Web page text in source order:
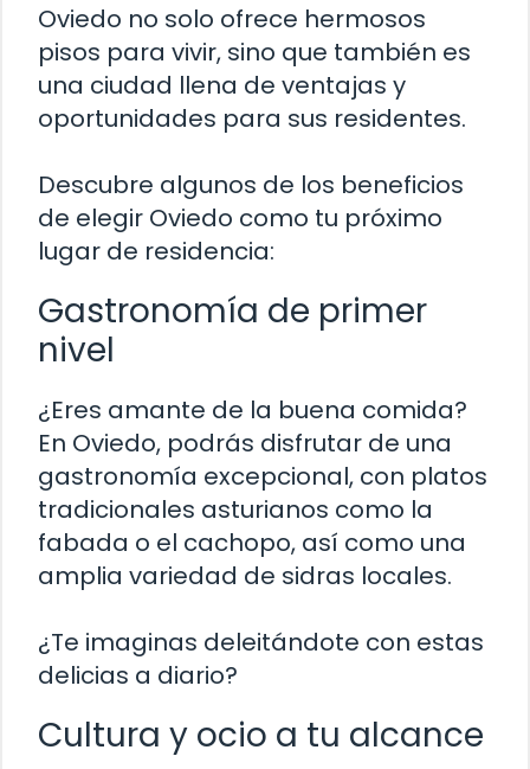
Oviedo no solo ofrece hermosos
pisos para vivir, sino que también es
una ciudad llena de ventajas y
oportunidades para sus residentes.
Descubre algunos de los beneficios
de elegir Oviedo como tu próximo
lugar de residencia:
Gastronomía de primer
nivel
¿Eres amante de la buena comida?
En Oviedo, podrás disfrutar de una
gastronomía excepcional, con platos
tradicionales asturianos como la
fabada o el cachopo, así como una
amplia variedad de sidras locales.
¿Te imaginas deleitándote con estas
delicias a diario?
Cultura y ocio a tu alcance